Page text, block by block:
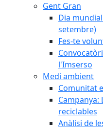
Gent Gran
Dia
setembre)
Fes-te
l'Imserso
Medi ambient
Comunitat
Campanya:
reciclables
Anàlisi de